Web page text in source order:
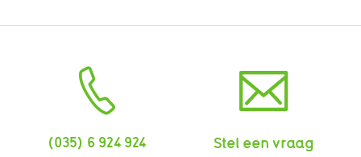
(035) 6 924 924 Stel een vraag